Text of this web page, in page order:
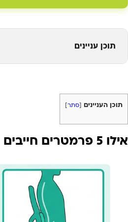
תוכן עניינים
תוכן העניינים [סתר]
אילו 5 פרמטרים חייבים לבדוק לפני רכישה?